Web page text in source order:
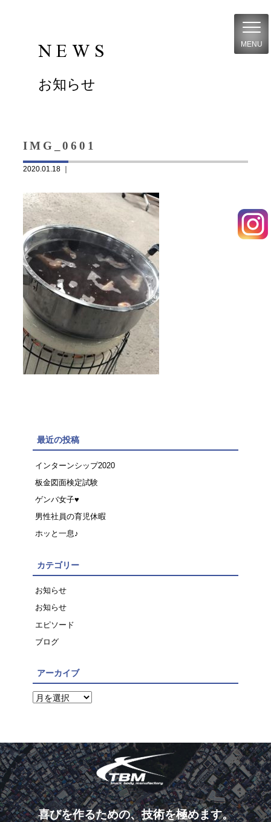
MENU
NEWS
お知らせ
IMG_0601
2020.01.18 ｜
最近の投稿
インターンシップ2020
板金図面検定試験
ゲンバ女子♥
男性社員の育児休暇
ホッと一息♪
カテゴリー
お知らせ
お知らせ
エピソード
ブログ
アーカイブ
喜びを作るための、技術を極めます。